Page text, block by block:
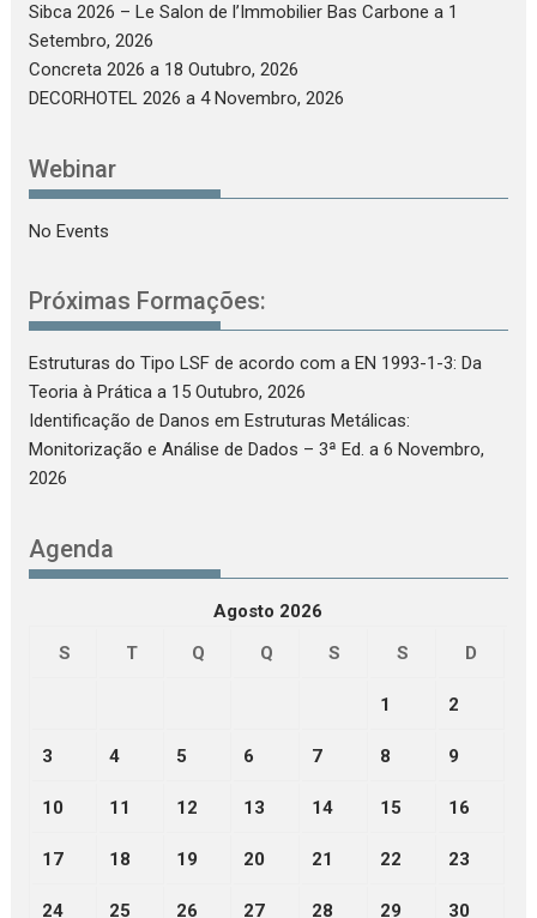
Sibca 2026 – Le Salon de l’Immobilier Bas Carbone a 1
Setembro, 2026
Concreta 2026 a 18 Outubro, 2026
DECORHOTEL 2026 a 4 Novembro, 2026
Webinar
No Events
Próximas Formações:
Estruturas do Tipo LSF de acordo com a EN 1993-1-3: Da
Teoria à Prática a 15 Outubro, 2026
Identificação de Danos em Estruturas Metálicas:
Monitorização e Análise de Dados – 3ª Ed. a 6 Novembro,
2026
Agenda
Agosto 2026
S
T Q Q S S D
1 2
3 4 5 6 7 8 9
10 11 12 13 14 15 16
17 18 19 20 21 22 23
24 25 26 27 28 29 30